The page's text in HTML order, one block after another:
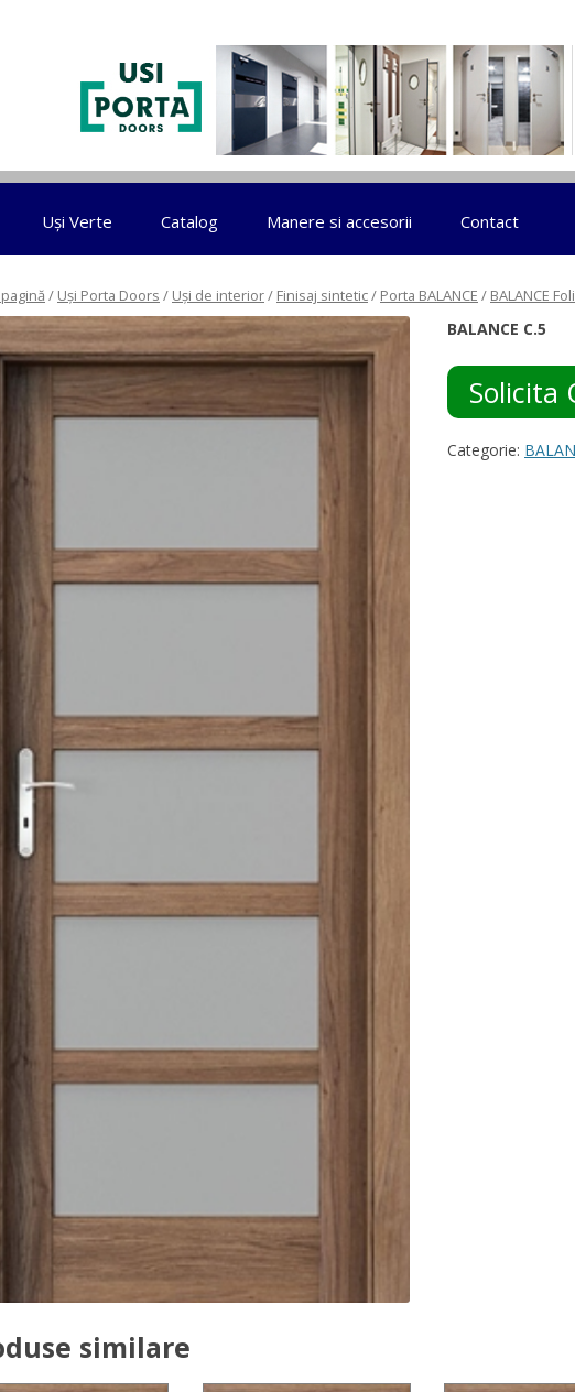
Sari la conținut
Uși Verte Catalog Manere si accesorii Contact
/ Uși Porta Doors / Uși de interior/ Finisaj sintetic/ Porta BALANCE / BALANCE
BALANCE C.5
Solicita
Categorie:
similare